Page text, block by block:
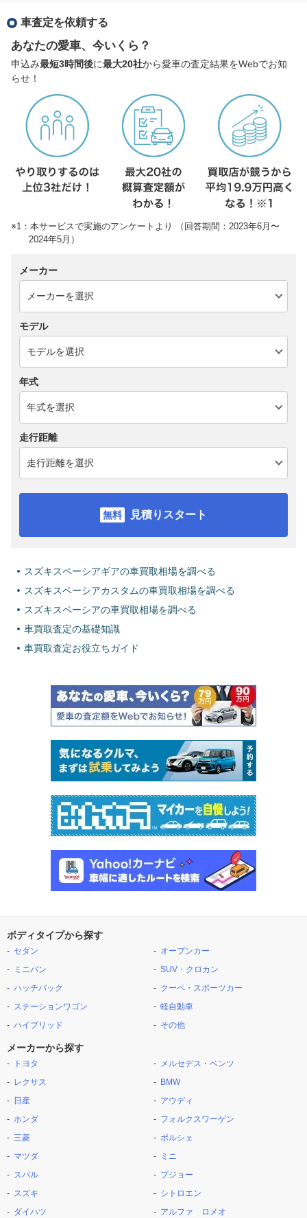
車査定を依頼する
あなたの愛車、今いくら？
申込み最短3時間後に最大20社から愛車の査定結果をWebでお知
らせ！
※1：本サービスで実施のアンケートより （回答期間：2023年6月〜
2024年5月）
メーカー
モデル
年式
走行距離
見積りスタート
スズキスペーシアギアの車買取相場を調べる
スズキスペーシアカスタムの車買取相場を調べる
スズキスペーシアの車買取相場を調べる
車買取査定の基礎知識
車買取査定お役立ちガイド
ボディタイプから探す
セダン
ミニバン
ハッチバック
ステーションワゴン
ハイブリッド
オープンカー
SUV・クロカン
クーペ・スポーツカー
軽自動車
その他
メーカーから探す
トヨタ
レクサス
日産
ホンダ
三菱
マツダ
スバル
スズキ
ダイハツ
メルセデス・ベンツ
BMW
アウディ
フォルクスワーゲン
ポルシェ
ミニ
プジョー
シトロエン
アルファ ロメオ